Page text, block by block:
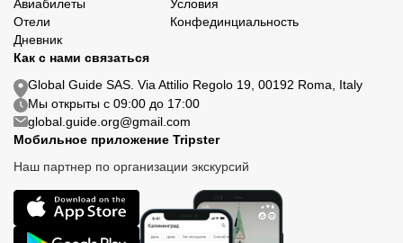
Авиабилеты
Отели
Дневник
Условия
Конфединциальность
Как с нами связаться
Global Guide SAS. Via Attilio Regolo 19, 00192 Roma, Italy
Мы открыты с 09:00 до 17:00
global.guide.org@gmail.com
Мобильное приложение Tripster
Наш партнер по организации экскурсий